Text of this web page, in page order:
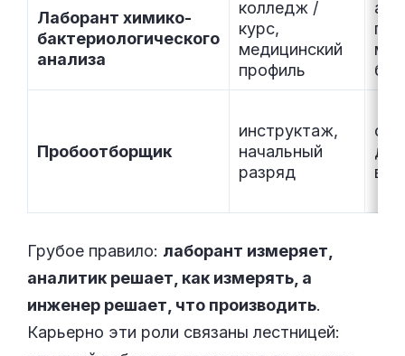
Лаборант химико-
бактериологического
анализа
колледж /
курс,
медицинский
профиль
Пробоотборщик
инструктаж,
начальный
разряд
в
Грубое правило: лаборант измеряет,
аналитик решает, как измерять, а
инженер решает, что производить.
Карьерно эти роли связаны лестницей: